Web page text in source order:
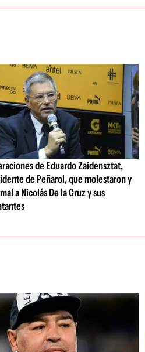
de Eduardo Zaidensztat,
de Peñarol, que molestaron y
a Nicolás De la Cruz y sus